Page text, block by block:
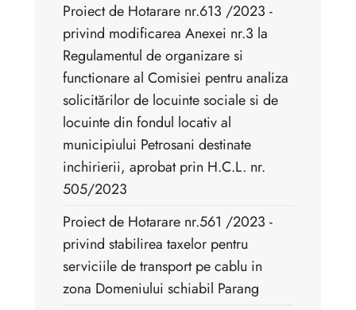
Proiect de Hotarare nr.613 /2023 -
privind modificarea Anexei nr.3 la
Regulamentul de organizare si
functionare al Comisiei pentru analiza
solicitărilor de locuinte sociale si de
locuinte din fondul locativ al
municipiului Petrosani destinate
inchirierii, aprobat prin H.C.L. nr.
505/2023
Proiect de Hotarare nr.561 /2023 -
privind stabilirea taxelor pentru
serviciile de transport pe cablu in
zona Domeniului schiabil Parang